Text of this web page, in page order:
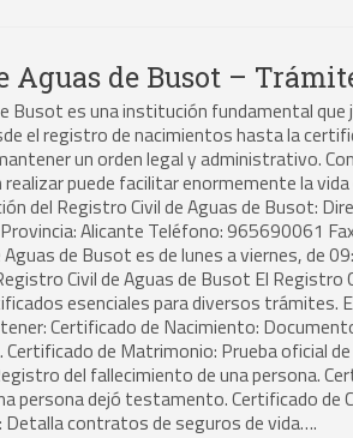
Aguas de Busot –
Busot es una institución fundamental que
el registro de nacimientos hasta la
un orden legal y administrativo.
puede facilitar enormemente la
del Registro Civil de Aguas de Busot:
Alicante Teléfono: 965690061
de Busot es de lunes a viernes, de
Civil de Aguas de Busot El Registro
esenciales para diversos trámites.
Certificado de Nacimiento:
de Matrimonio: Prueba oficial
del fallecimiento de una persona.
persona dejó testamento. Certificado de
Detalla contratos de seguros de vida….